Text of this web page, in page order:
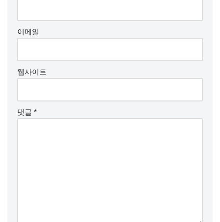
이메일
웹사이트
댓글 *